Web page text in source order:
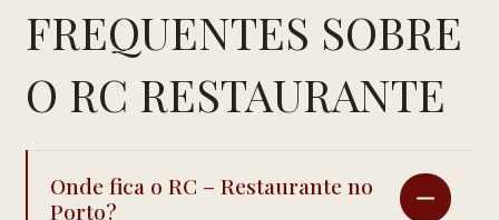
FREQUENTES SOBRE
O RC RESTAURANTE
Onde fica o RC – Restaurante no
Porto?